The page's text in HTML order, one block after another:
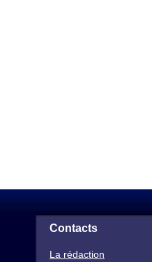
Contacts
La rédaction